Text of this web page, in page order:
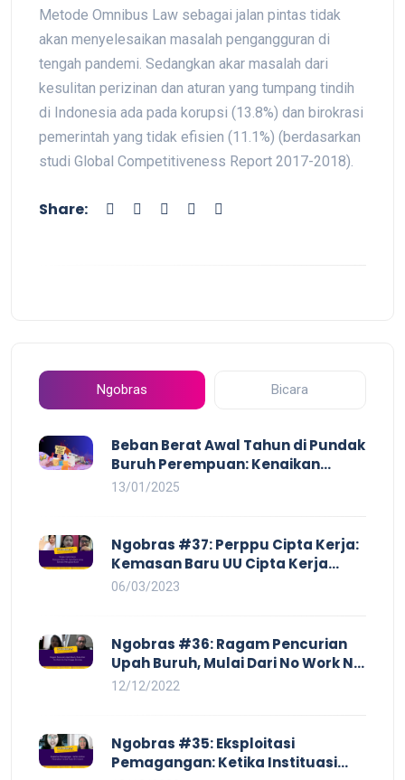
Metode Omnibus Law sebagai jalan pintas tidak
akan menyelesaikan masalah pengangguran di
tengah pandemi. Sedangkan akar masalah dari
kesulitan perizinan dan aturan yang tumpang tindih
di Indonesia ada pada korupsi (13.8%) dan birokrasi
pemerintah yang tidak efisien (11.1%) (berdasarkan
studi Global Competitiveness Report 2017-2018).
Share:
Ngobras Bicara
Beban Berat Awal Tahun di Pundak
Buruh Perempuan: Kenaikan
Harga yang Mencekik, Ancaman
13/01/2025
Ngobras #37: Perppu Cipta Kerja:
Kemasan Baru UU Cipta Kerja
yang Semakin Merugikan Buruh
06/03/2023
Ngobras #36: Ragam Pencurian
Upah Buruh, Mulai Dari No Work No
Pay Hingga Skorsing
12/12/2022
Ngobras #35: Eksploitasi
Pemagangan: Ketika Instituasi